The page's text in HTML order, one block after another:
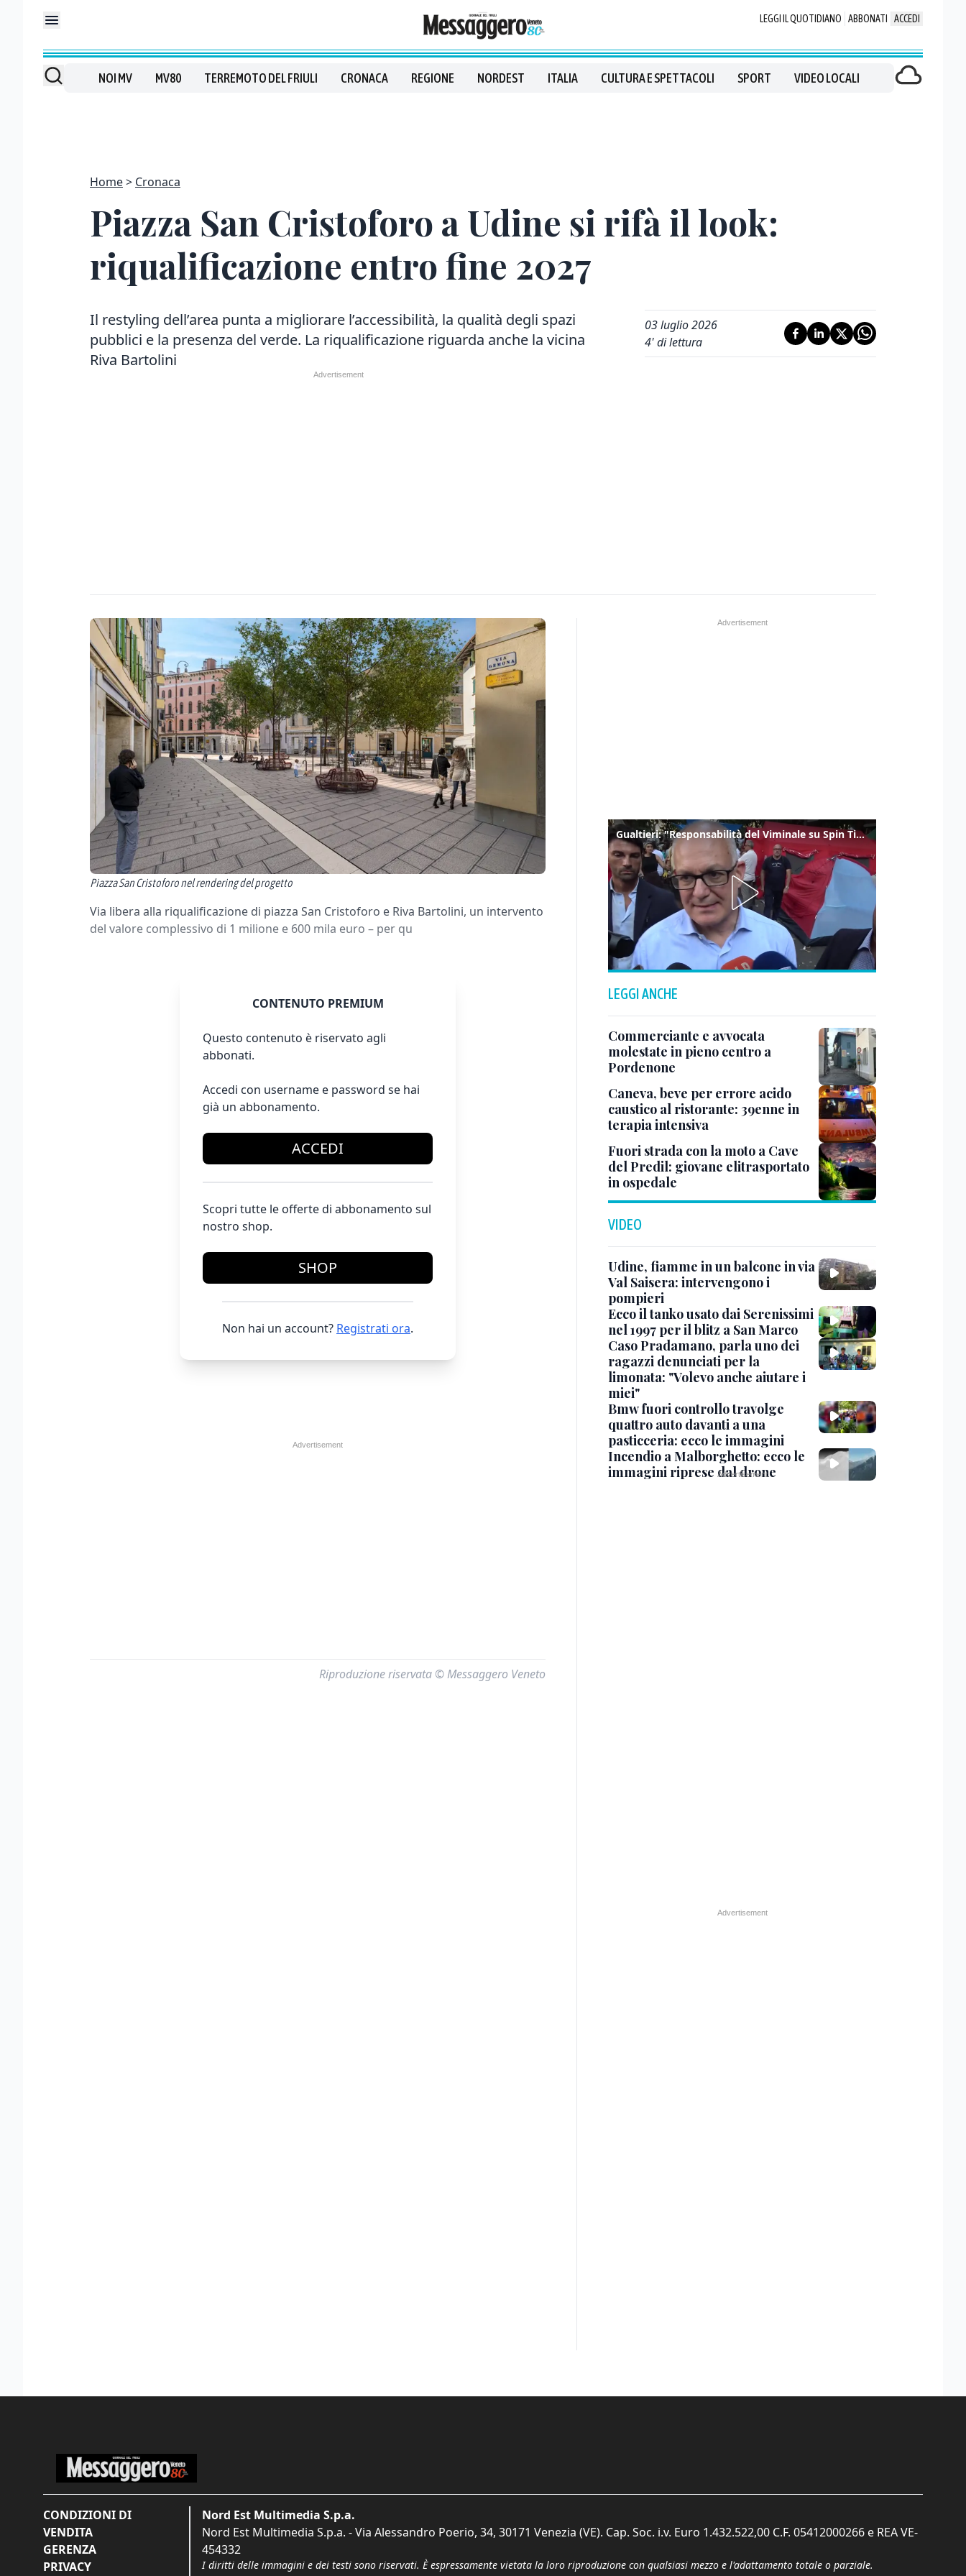
LEGGI IL QUOTIDIANO ABBONATI ACCEDI
NOI MV MV80 TERREMOTO DEL FRIULI CRONACA REGIONE NORDEST ITALIA CULTURA E SPETTACOLI SPORT VIDEO LOCALI
Home Cronaca
Piazza San Cristoforo a Udine si rifà il look:
riqualificazione entro fine 2027
Il restyling dell’area punta a migliorare l’accessibilità, la qualità degli spazi
pubblici e la presenza del verde. La riqualificazione riguarda anche la vicina
Riva Bartolini
03 luglio 2026
4' di lettura
Piazza San Cristoforo nel rendering del progetto
Via libera alla riqualificazione di piazza San Cristoforo e Riva Bartolini, un intervento
del valore complessivo di 1 milione e 600 mila euro – per qu
CONTENUTO PREMIUM
Questo contenuto è riservato agli
abbonati.
Accedi con username e password se hai
già un abbonamento.
ACCEDI
Scopri tutte le offerte di abbonamento sul
nostro shop.
SHOP
Non hai un account? Registrati ora.
Riproduzione riservata © Messaggero Veneto
Gualtieri: "Responsabilità del Viminale su Spin Time? La posizione dei partiti è nota"
LEGGI ANCHE
Commerciante e avvocata
molestate in pieno centro a
Pordenone
Caneva, beve per errore acido
caustico al ristorante: 39enne in
terapia intensiva
Fuori strada con la moto a Cave
del Predil: giovane elitrasportato
in ospedale
VIDEO
Udine, fiamme in un balcone in via
Val Saisera: intervengono i
pompieri
Ecco il tanko usato dai Serenissimi
nel 1997 per il blitz a San Marco
Caso Pradamano, parla uno dei
ragazzi denunciati per la
limonata: "Volevo anche aiutare i
miei"
Bmw fuori controllo travolge
quattro auto davanti a una
pasticceria: ecco le immagini
Incendio a Malborghetto: ecco le
immagini riprese dal drone
CONDIZIONI DI
VENDITA
GERENZA
PRIVACY
Nord Est Multimedia S.p.a.
Nord Est Multimedia S.p.a. - Via Alessandro Poerio, 34, 30171 Venezia (VE). Cap. Soc. i.v. Euro 1.432.522,00 C.F. 05412000266 e REA VE-
454332
I diritti delle immagini e dei testi sono riservati. È espressamente vietata la loro riproduzione con qualsiasi mezzo e l'adattamento totale o parziale.